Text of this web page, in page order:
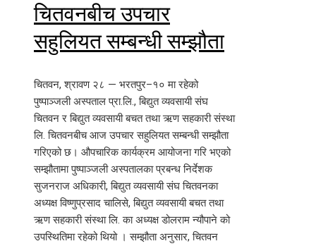
चितवनबीच उपचार
सहुलियत सम्बन्धी सम्झौता
चितवन, श्रावण २८ — भरतपुर–१० मा रहेको
पुष्पाञ्जली अस्पताल प्रा.लि., बिद्युत व्यवसायी संघ
चितवन र बिद्युत व्यवसायी बचत तथा ऋण सहकारी संस्था
लि. चितवनबीच आज उपचार सहुलियत सम्बन्धी सम्झौता
गरिएको छ। औपचारिक कार्यक्रम आयोजना गरि भएको
सम्झौतामा पुष्पाञ्जली अस्पतालका प्रबन्ध निर्देशक
सुजनराज अधिकारी, बिद्युत व्यवसायी संघ चितवनका
अध्यक्ष विष्णुप्रसाद चालिसे, बिद्युत व्यवसायी बचत तथा
ऋण सहकारी संस्था लि. का अध्यक्ष डोलराम न्यौपाने को
उपस्थितिमा रहेको थियो । सम्झौता अनुसार, चितवन